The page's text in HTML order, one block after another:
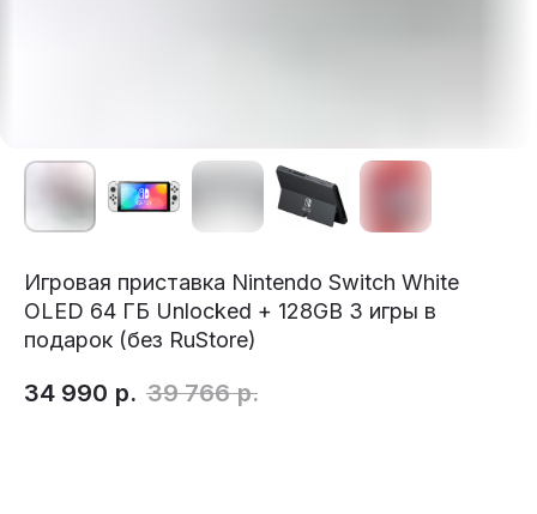
Игровая приставка Nintendo Switch White
OLED 64 ГБ Unlocked + 128GB 3 игры в
подарок (без RuStore)
34 990 р. 39 766 р.